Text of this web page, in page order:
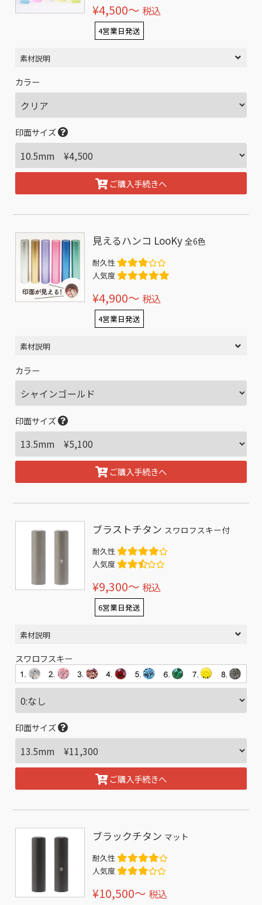
¥4,500〜 税込
4営業日発送
素材説明
カラー
印面サイズ
ご購入手続きへ
見えるハンコ LooKy全6色
耐久性
人気度
¥4,900〜 税込
4営業日発送
素材説明
カラー
印面サイズ
ご購入手続きへ
ブラストチタン スワロフスキー付
耐久性
人気度
¥9,300〜 税込
6営業日発送
素材説明
スワロフスキー
印面サイズ
ご購入手続きへ
ブラックチタン マット
耐久性
人気度
¥10,500〜 税込